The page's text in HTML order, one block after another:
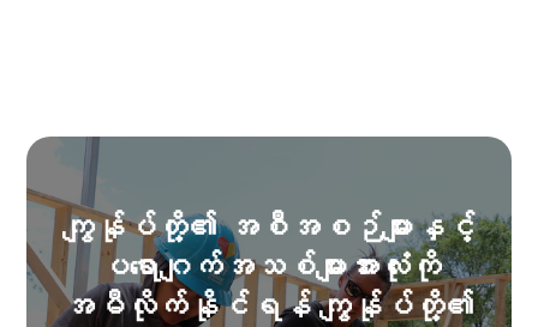
ကျွန်ုပ်တို့၏ အစီအစဉ်များနှင့်
ပရောဂျက်အသစ်များအားလုံးကို
အမီလိုက်နိုင်ရန် ကျွန်ုပ်တို့၏